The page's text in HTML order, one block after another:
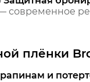
современное
плёнки
и